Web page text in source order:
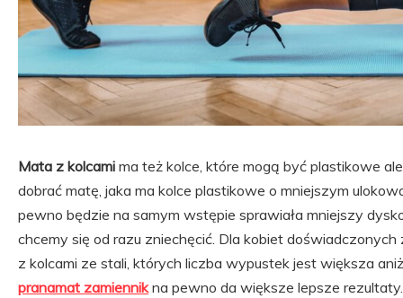
Mata z kolcami ma też kolce, które mogą być plastikowe
dobrać matę, jaka ma kolce plastikowe o mniejszym
pewno będzie na samym wstępie sprawiała mniejszy
chcemy się od razu zniechęcić. Dla kobiet
z kolcami ze stali, których liczba wypustek jest większa
pranamat zamiennikna pewno da większe lepsze